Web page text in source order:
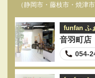
（静岡市・藤枝市・焼津
funfan ふ
音羽町店
054-